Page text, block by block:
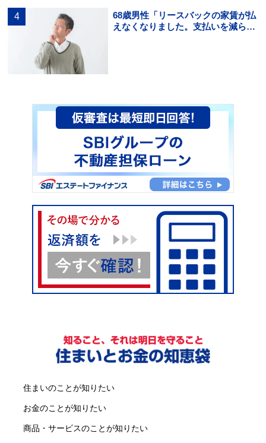
68歳男性「リースバックの家賃が払
えなくなりました。支払いを減らす
住まいのことが知りたい
お金のことが知りたい
商品・サービスのことが知りたい